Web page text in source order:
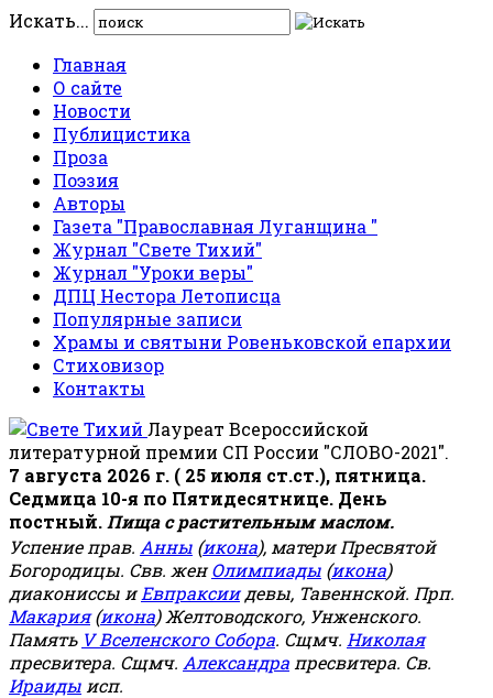
Искать...
Главная
О сайте
Новости
Публицистика
Проза
Поэзия
Авторы
Газета "Православная Луганщина "
Журнал "Свете Тихий"
Журнал "Уроки веры"
ДПЦ Нестора Летописца
Популярные записи
Храмы и святыни Ровеньковской епархии
Стиховизор
Контакты
Лауреат Всероссийской
литературной премии СП России "СЛОВО-2021".
7 августа 2026 г. ( 25 июля ст.ст.), пятница.
Седмица 10-я по Пятидесятнице. День
постный. Пища с растительным маслом.
Успение прав. Анны (икона), матери Пресвятой
Богородицы. Свв. женОлимпиады (икона)
диакониссы иЕвпраксиидевы, Тавеннской. Прп.
Макария(икона) Желтоводского, Унженского.
Память V Вселенского Собора. Сщмч. Николая
пресвитера. Сщмч. Александра пресвитера. Св.
Ираиды исп.